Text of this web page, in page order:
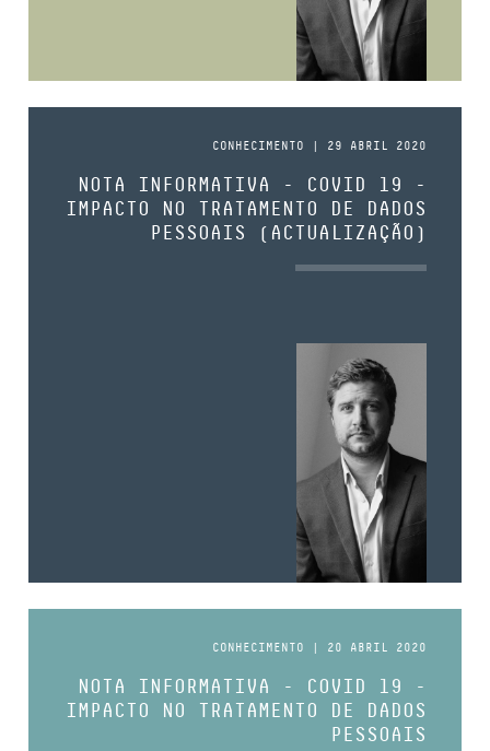
CONHECIMENTO | 29 ABRIL 2020
NOTA INFORMATIVA - COVID 19 -
IMPACTO NO TRATAMENTO DE DADOS
PESSOAIS (ACTUALIZAÇÃO)
CONHECIMENTO | 20 ABRIL 2020
NOTA INFORMATIVA - COVID 19 -
IMPACTO NO TRATAMENTO DE DADOS
PESSOAIS